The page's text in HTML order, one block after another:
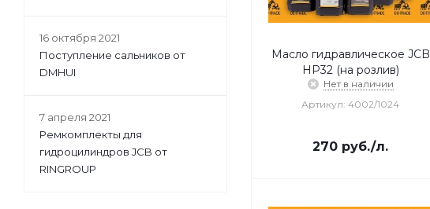
Масло гидравлическое JCB
HP32 (на розлив)
Нет в наличии
Артикул: 4002/1024
270 руб./л.
16 октября 2021
Поступление сальников от
DMHUI
7 апреля 2021
Ремкомплекты для
гидроцилиндров JCB от
RINGROUP